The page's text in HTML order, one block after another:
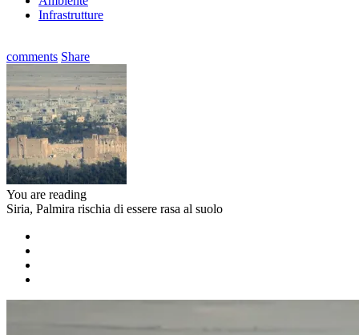
Infrastrutture
comments Share
You are reading
Siria, Palmira rischia di essere rasa al suolo